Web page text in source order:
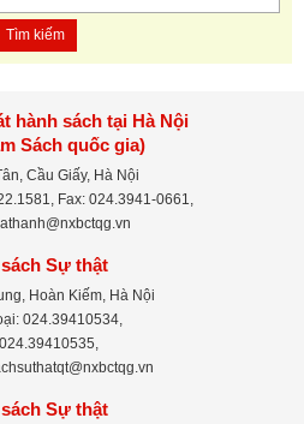
Tìm kiếm
hành sách tại Hà Nội
Sách quốc gia)
Cầu Giấy, Hà Nội
Fax: 024.3941-0661,
Sự thật
Hoàn Kiếm, Hà Nội
024.39410534,
Sự thật